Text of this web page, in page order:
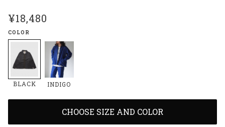
¥18,480
COLOR
BLACK INDIGO
CHOOSE SIZE AND COLOR